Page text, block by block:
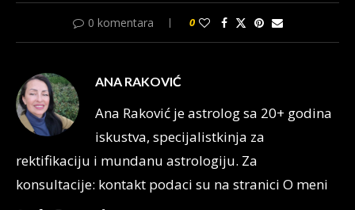
0 komentara 0
ANA RAKOVIĆ
Ana Raković je astrolog sa 20+ godina
iskustva, specijalistkinja za
rektifikaciju i mundanu astrologiju. Za
konsultacije: kontakt podaci su na stranici O meni